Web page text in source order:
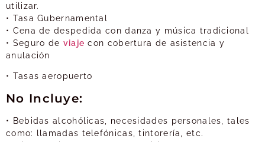
utilizar.
• Tasa Gubernamental
• Cena de despedida con danza y música tradicional
• Seguro de viaje con cobertura de asistencia y
anulación
• Tasas aeropuerto
No Incluye:
• Bebidas alcohólicas, necesidades personales, tales
como: llamadas telefónicas, tintorería, etc.